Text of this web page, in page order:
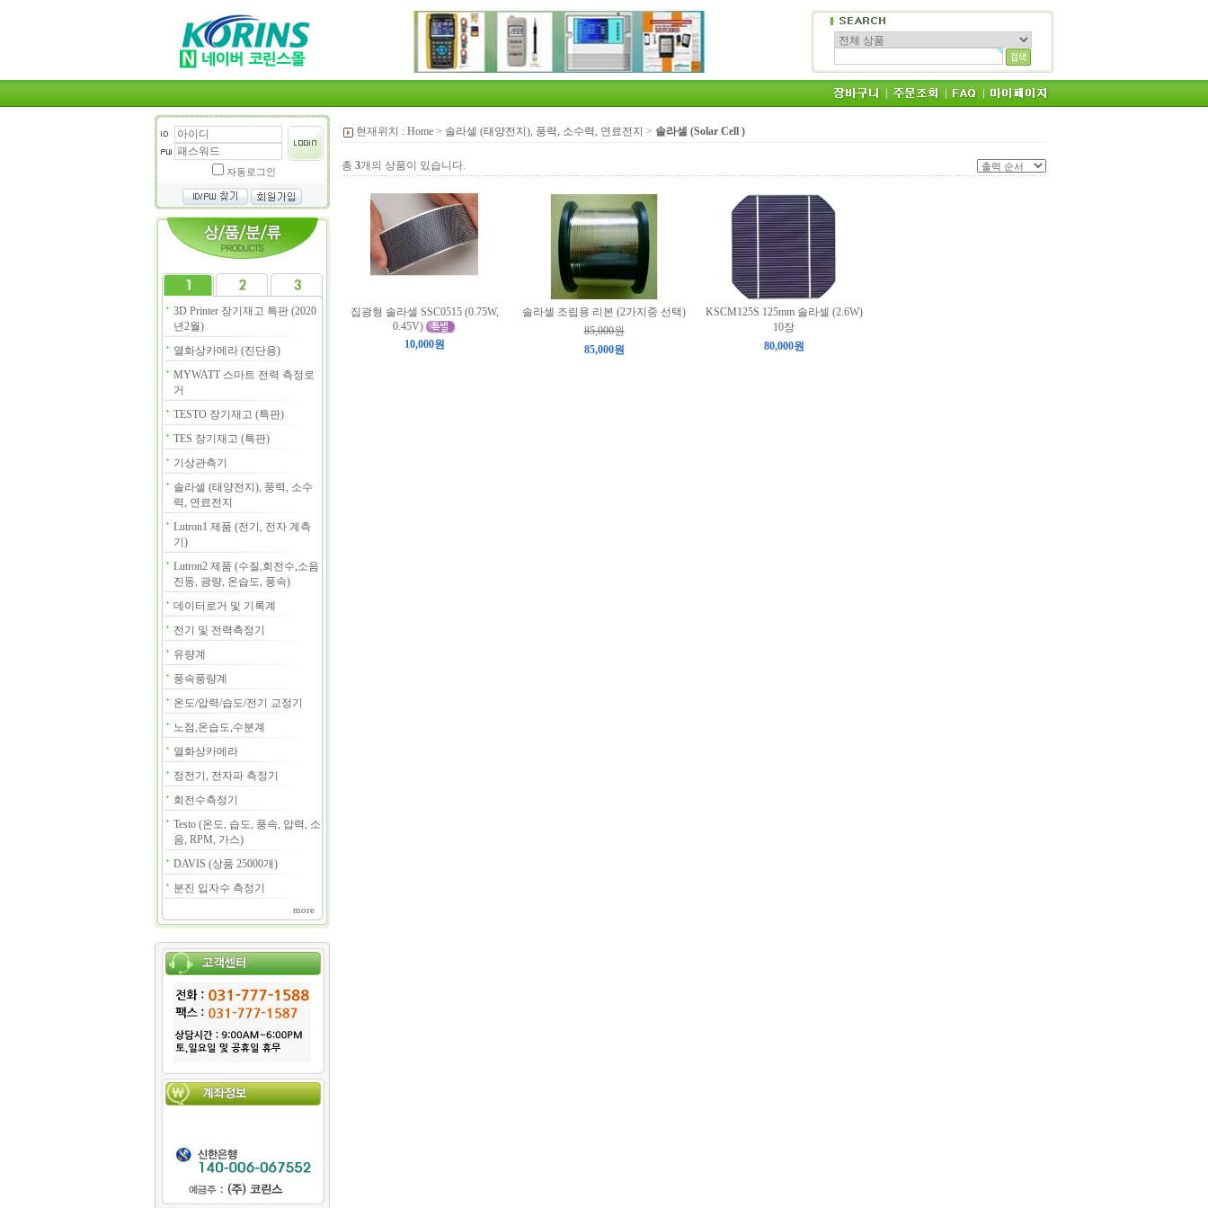
자동로그인
3D Printer 장기재고 특판 (2020
년2월)
열화상카메라 (진단용)
MYWATT 스마트 전력 측정로
거
TESTO 장기재고 (특판)
TES 장기재고 (특판)
기상관측기
솔라셀 (태양전지), 풍력, 소수
력, 연료전지
Lutron1 제품 (전기, 전자 계측
기)
Lutron2 제품 (수질,회전수,소음
진동, 광량, 온습도, 풍속)
데이터로거 및 기록계
전기 및 전력측정기
유량계
풍속풍량계
온도/압력/습도/전기 교정기
노점,온습도,수분계
열화상카메라
정전기, 전자파 측정기
회전수측정기
Testo (온도, 습도, 풍속, 압력, 소
음, RPM, 가스)
DAVIS (상품 25000개)
분진 입자수 측정기
more
현재위치 : Home > 솔라셀 (태양전지), 풍력, 소수력, 연료전지 > 솔라셀 (Solar Cell )
총 3개의 상품이 있습니다.
집광형 솔라셀 SSC0515 (0.75W,
0.45V)
10,000원
솔라셀 조립용 리본 (2가지중 선택)
85,000원
85,000원
KSCM125S 125mm 솔라셀 (2.6W)
10장
80,000원